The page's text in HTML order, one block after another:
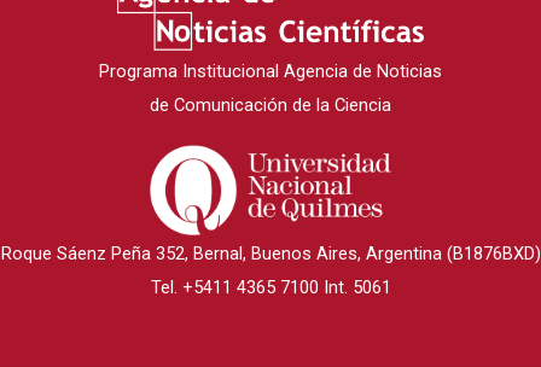
Programa Institucional Agencia de Noticias
de Comunicación de la Ciencia
Roque Sáenz Peña 352, Bernal, Buenos Aires, Argentina (B1876BXD)
Tel. +5411 4365 7100 Int. 5061